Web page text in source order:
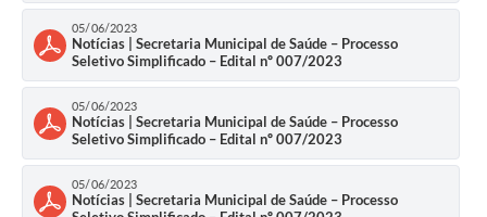
05/06/2023
Notícias | Secretaria Municipal de Saúde – Processo
Seletivo Simplificado – Edital nº 007/2023
05/06/2023
Notícias | Secretaria Municipal de Saúde – Processo
Seletivo Simplificado – Edital nº 007/2023
05/06/2023
Notícias | Secretaria Municipal de Saúde – Processo